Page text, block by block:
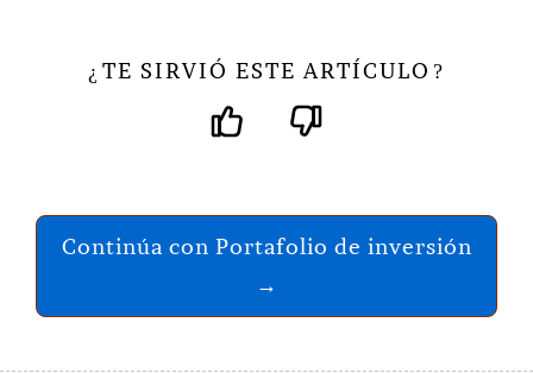
¿ TE SIRVIÓ ESTE ARTÍCULO ?
Continúa con Portafolio de inversión
→